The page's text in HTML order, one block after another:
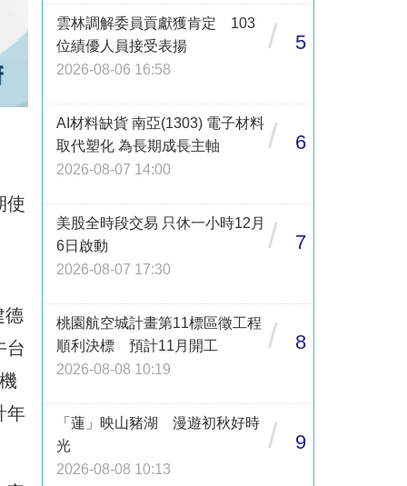
使
德
台
年
雲林調解委員貢獻獲肯定 103
位績優人員接受表揚
2026-08-06 16:58
/ 5
AI材料缺貨 南亞(1303) 電子材料
取代塑化 為長期成長主軸
2026-08-07 14:00
/ 6
美股全時段交易 只休一小時12月
6日啟動
2026-08-07 17:30
/ 7
桃園航空城計畫第11標區徵工程
順利決標 預計11月開工
2026-08-08 10:19
/ 8
「蓮」映山豬湖 漫遊初秋好時
光
2026-08-08 10:13
/ 9